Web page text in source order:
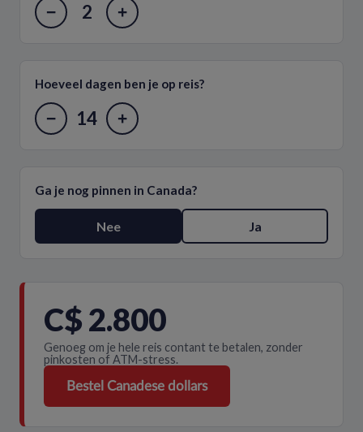
− 2 +
Hoeveel dagen ben je op reis?
− 14 +
Ga je nog pinnen in Canada?
Nee Ja
C$ 2.800
Genoeg om je hele reis contant te betalen, zonder
pinkosten of ATM-stress.
Bestel Canadese dollars